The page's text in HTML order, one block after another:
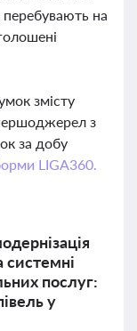
на
змісту
з
за добу
LIGA360.
системні
послуг:
у